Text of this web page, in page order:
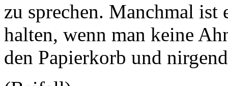
zu sprechen. Manchmal ist
halten, wenn man keine
den Papierkorb und